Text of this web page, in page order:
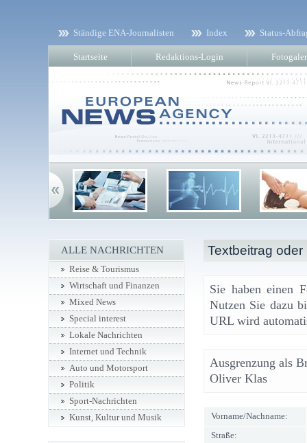
Ständige ENA-Journalisten Index Status-
Startseite Redaktions-Login
Textbeitrag
Sie haben einen
Nutzen Sie dazu
URL wird
Ausgrenzung als
Oliver Klas
Vorname/Nachname:
Straße:
ALLE NACHRICHTEN
Reise & Tourismus
Wirtschaft und Finanzen
Mixed News
Special interest
Lokale Nachrichten
Internet und Technik
Auto und Motorsport
Politik
Sport-Nachrichten
Kunst, Kultur und Musik